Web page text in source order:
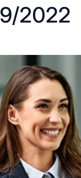
2022